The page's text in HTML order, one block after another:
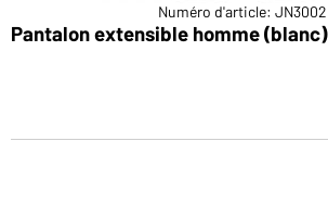
Numéro d'article: JN3002
Pantalon extensible homme (blanc)